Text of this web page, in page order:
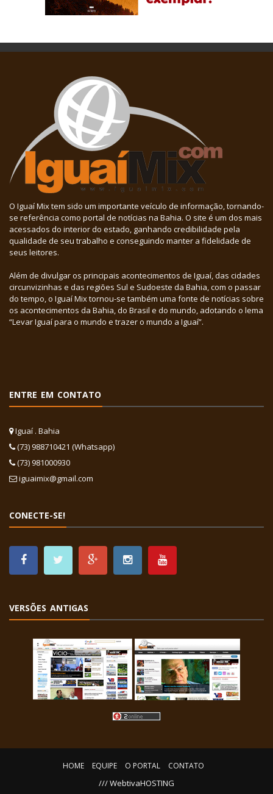
O Iguaí Mix tem sido um importante veículo de informação, tornando-
se referência como portal de notícias na Bahia. O site é um dos mais
acessados do interior do estado, ganhando credibilidade pela
qualidade de seu trabalho e conseguindo manter a fidelidade de
seus leitores.
Além de divulgar os principais acontecimentos de Iguaí, das cidades
circunvizinhas e das regiões Sul e Sudoeste da Bahia, com o passar
do tempo, o Iguaí Mix tornou-se também uma fonte de notícias sobre
os acontecimentos da Bahia, do Brasil e do mundo, adotando o lema
“Levar Iguaí para o mundo e trazer o mundo a Iguaí”.
ENTRE EM CONTATO
Iguaí . Bahia
(73) 988710421 (Whatsapp)
(73) 981000930
iguaimix@gmail.com
CONECTE-SE!
VERSÕES ANTIGAS
HOME EQUIPE O PORTAL CONTATO
/// WebtivaHOSTING